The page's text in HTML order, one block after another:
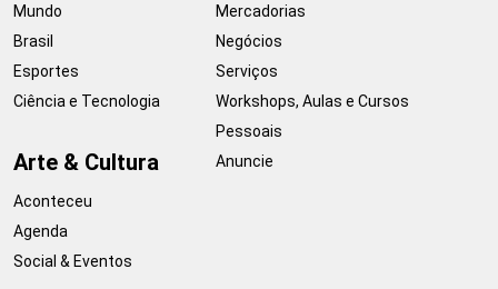
Mundo
Brasil
Esportes
Ciência e Tecnologia
Arte & Cultura
Aconteceu
Agenda
Social & Eventos
Mercadorias
Negócios
Serviços
Workshops, Aulas e Cursos
Pessoais
Anuncie